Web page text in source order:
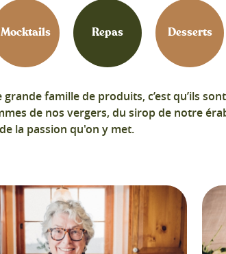
Mocktails Repas Desserts
famille de produits, c’est qu’ils
de nos vergers, du sirop de notre
de la passion qu'on y met.